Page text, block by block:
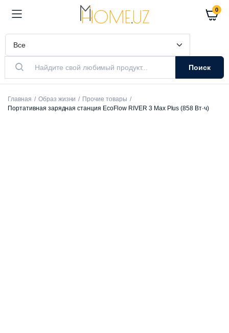
0
Поиск
Главная Образ жизни
Прочие товары
Портативная зарядная станция EcoFlow RIVER 3 Max Plus (858 Вт·ч)